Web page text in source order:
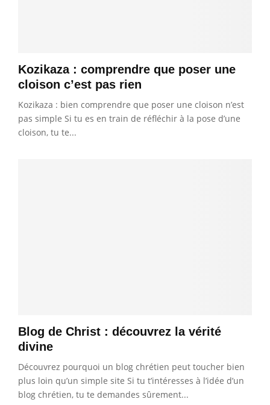
Kozikaza : comprendre que poser une
cloison c’est pas rien
Kozikaza : bien comprendre que poser une cloison n’est
pas simple Si tu es en train de réfléchir à la pose d’une
cloison, tu te...
Blog de Christ : découvrez la vérité
divine
Découvrez pourquoi un blog chrétien peut toucher bien
plus loin qu’un simple site Si tu t’intéresses à l’idée d’un
blog chrétien, tu te demandes sûrement...